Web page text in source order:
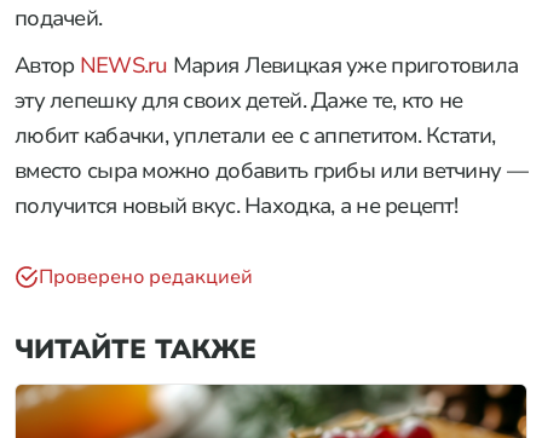
подачей.
Автор NEWS.ru Мария Левицкая уже приготовила
эту лепешку для своих детей. Даже те, кто не
любит кабачки, уплетали ее с аппетитом. Кстати,
вместо сыра можно добавить грибы или ветчину —
получится новый вкус. Находка, а не рецепт!
Проверено редакцией
ЧИТАЙТЕ ТАКЖЕ